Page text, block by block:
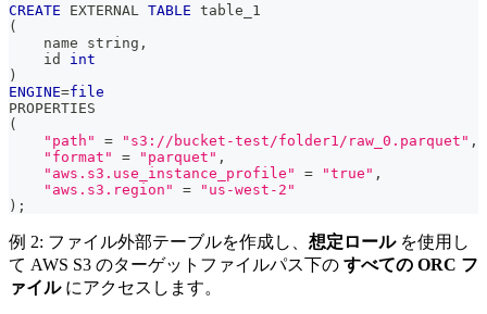
CREATE EXTERNAL TABLE table_1
(
    name string
,
    id
int
)
ENGINE=file
PROPERTIES
(
"path"
= "s3://bucket-test/folder1/raw_0.parquet" ,
"format"
= "parquet" ,
"aws.s3.use_instance_profile"
= "true" ,
"aws.s3.region"
=
"us-west-2"
) ;
例 2: ファイル外部テーブルを作成し、 想定ロールを使用し
て AWS S3 のターゲットファイルパス下の すべての ORC フ
ァイルにアクセスします。